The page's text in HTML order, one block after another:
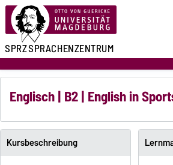
SPRZSPRACHENZENTRUM
Englisch | B2 | English in
Kursbeschreibung